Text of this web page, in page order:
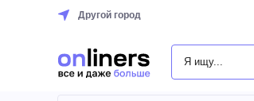
Другой город
ТОВАРОВ